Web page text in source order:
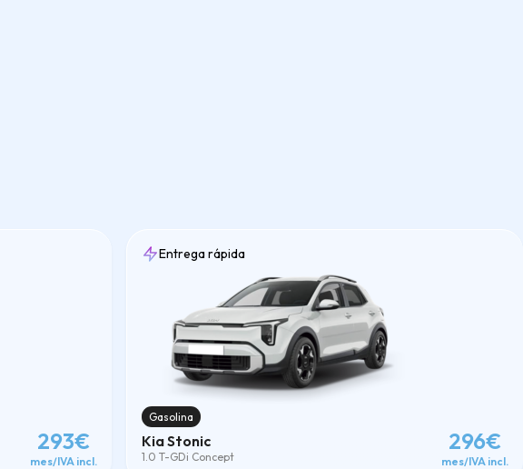
293€
mes/IVA incl.
Entrega rápida
Gasolina
Kia Stonic
1.0 T-GDi Concept
296€
mes/IVA incl.